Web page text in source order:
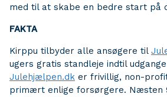
med til at skabe en bedre start på
FAKTA
Kirppu tilbyder alle ansøgere til
ugers gratis standleje indtil
Julehjælpen.dk er frivillig, non-
primært enlige forsørgere. Næsten